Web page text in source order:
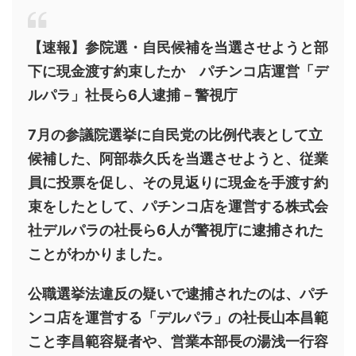
【速報】参院選・自民候補を当選させようと部
下に現金渡す約束したか パチンコ店運営「デ
ルパラ」社長ら6人逮捕－警視庁
7月の参議院選挙に自民党の比例代表として立
候補した、阿部恭久氏を当選させようと、従業
員に投票を促し、その見返りに現金を手渡す約
束をしたとして、パチンコ店を運営する株式会
社デルパラの社長ら6人が警視庁に逮捕された
ことがわかりました。
公職選挙法違反の疑いで逮捕されたのは、パチ
ンコ店を運営する「デルパラ」の社長山本昌範
こと李昌範容疑者や、営業本部長の湯浅一行容